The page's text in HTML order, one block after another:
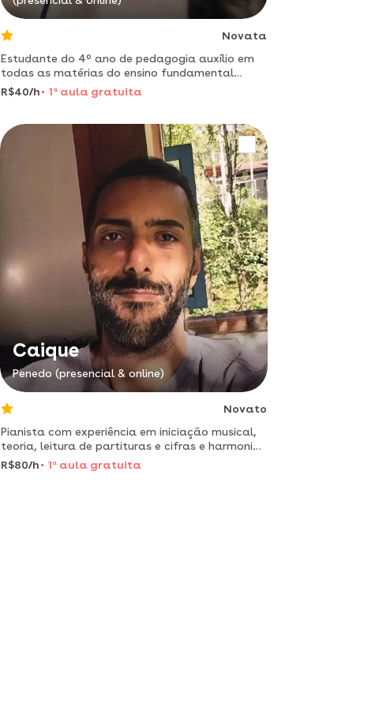
Novata
Estudante do 4º ano de pedagogia auxílio em
todas as matérias do ensino fundamental
apoio nas tarefas de casa melhora da leitura,
escrita e caligrafia
R$40/h 1 aaula gratuita
Caique
Penedo (presencial & online)
Novato
Pianista com experiência em iniciação musical,
teoria, leitura de partituras e cifras e harmonia
instrumental e vocal.
R$80/h 1 aaula gratuita